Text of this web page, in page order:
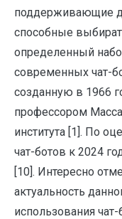
поддерживающие
способные
определенный
современных чат-
созданную в 1966
профессором
института [1]. По
чат-ботов к 2024
[10]. Интересно
актуальность
использования